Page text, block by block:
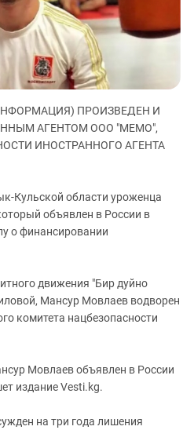
ЗАСТАВЛЯЕТ
КАВКАЗ ЗА ПАЛЕСТИНУ
ИНАКОМЫСЛИЕ В ЧЕЧНЕ
ПРЕСЛЕДОВАНИЕ АКТИВИСТОВ
МОБИЛИЗАЦИЯ И ПРОТЕСТЫ
ПРОИЗВЕДЕН И
АГЕНТОМ ООО "МЕМО",
ИНОСТРАННОГО АГЕНТА
Кульской области уроженца
объявлен в России в
о финансировании
движения "Бир дуйно
Мансур Мовлаев водворен
комитета нацбезопасности
Мовлаев объявлен в России
издание Vesti.kg.
на три года лишения